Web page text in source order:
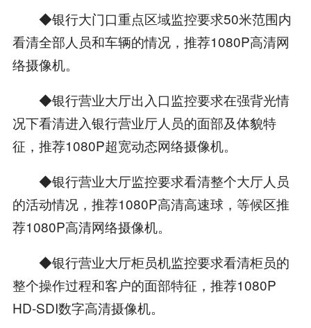
◆银行大门口重点区域监控要求50米范围内
看清全部人员和车辆的情况，推荐1080P高清网
络摄像机。
◆银行营业大厅出入口监控要求在强背光情
况下看清进入银行营业厅人员的面部及体貌特
征，推荐1080P超宽动态网络摄像机。
◆银行营业大厅监控要求看清整个大厅人员
的活动情况，推荐1080P高清高速球，等候区推
荐1080P高清网络摄像机。
◆银行营业大厅柜员机监控要求看清柜员的
整个操作过程和客户的面部特征，推荐1080P
HD-SDI数字高清摄像机。